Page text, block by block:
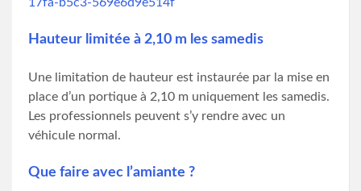
Hauteur limitée à 2,10 m les samedis
Une limitation de hauteur est instaurée par la mise en
place d’un portique à 2,10 m uniquement les samedis.
Les professionnels peuvent s’y rendre avec un
véhicule normal.
Que faire avec l’amiante ?